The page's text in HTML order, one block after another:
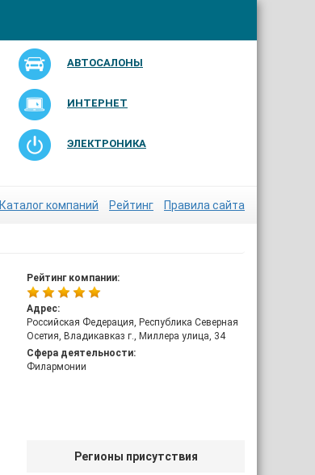
АВТОСАЛОНЫ
ИНТЕРНЕТ
ЭЛЕКТРОНИКА
Каталог компаний Рейтинг Правила сайта
Рейтинг компании:
Адрес:
Российская Федерация, Республика Северная
Осетия, Владикавказ г., Миллера улица, 34
Сфера деятельности:
Филармонии
Регионы присутствия